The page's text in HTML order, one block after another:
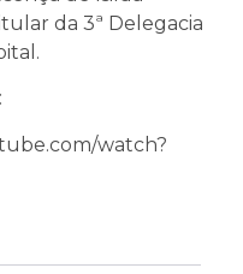
da 3ª Delegacia
watch?